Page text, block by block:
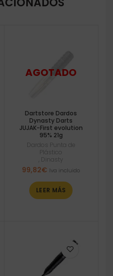
Dartstore Dardos
Dynasty Darts
JUJAK-First evolution
95% 21g
Dardos Punta de
Plástico
Dinasty
99,82€ Iva incluido
LEER MÁS